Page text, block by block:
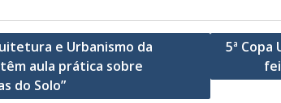
e Urbanismo da
aula prática sobre
do Solo”
5ª